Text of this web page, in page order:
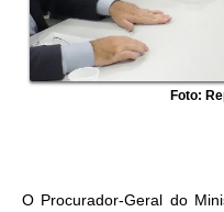
Foto:
O Procurador-Geral do